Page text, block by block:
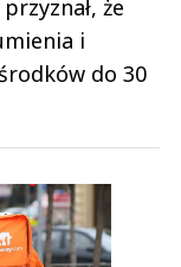
że
i
do 30